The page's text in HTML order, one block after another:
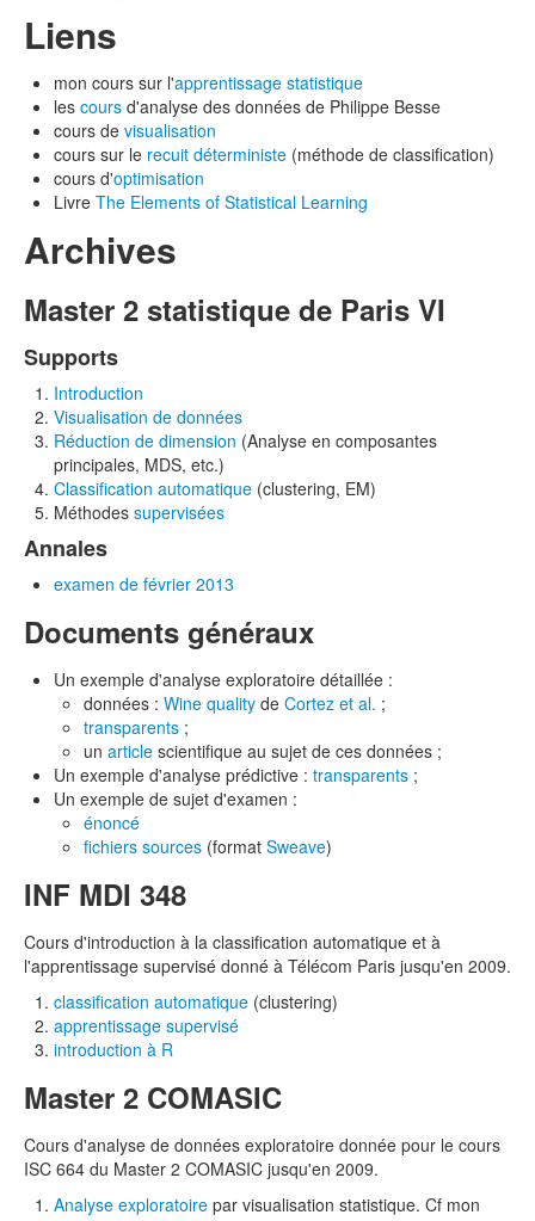
Liens
mon cours sur l'apprentissage statistique
les cours d'analyse des données de Philippe Besse
cours de visualisation
cours sur le recuit déterministe (méthode de classification)
cours d'optimisation
Livre The Elements of Statistical Learning
Archives
Master 2 statistique de Paris VI
Supports
Introduction
Visualisation de données
Réduction de dimension (Analyse en composantes
principales, MDS, etc.)
Classification automatique (clustering, EM)
Méthodes supervisées
Annales
examen de février 2013
Documents généraux
Un exemple d'analyse exploratoire détaillée :
données : Wine quality de Cortez et al. ;
transparents ;
un article scientifique au sujet de ces données ;
Un exemple d'analyse prédictive : transparents ;
Un exemple de sujet d'examen :
énoncé
fichiers sources (format Sweave)
INF MDI 348
Cours d'introduction à la classification automatique et à
l'apprentissage supervisé donné à Télécom Paris jusqu'en 2009.
classification automatique (clustering)
apprentissage supervisé
introduction à R
Master 2 COMASIC
Cours d'analyse de données exploratoire donnée pour le cours
ISC 664 du Master 2 COMASIC jusqu'en 2009.
Analyse exploratoire par visualisation statistique. Cf mon